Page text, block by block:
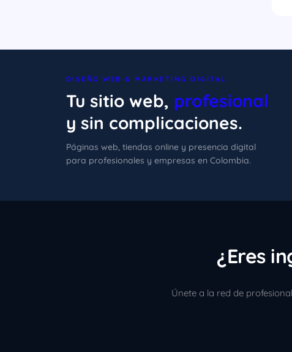
DISEÑO WEB & MARKETING DIGITAL
Tu sitio web, profesional
y sin complicaciones.
Páginas web, tiendas online y presencia digital
para profesionales y empresas en Colombia.
¿Eres
Únete a la red de